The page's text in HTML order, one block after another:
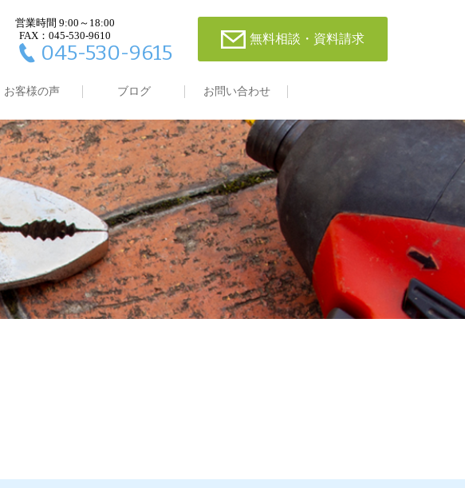
営業時間 9:00～18:00
FAX：045-530-9610
045-530-9615
無料相談・資料請求
お客様の声 ブログ お問い合わせ